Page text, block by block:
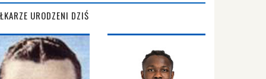
URODZENI DZIŚ